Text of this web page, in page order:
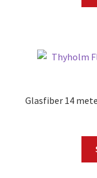
Glasfiber 14